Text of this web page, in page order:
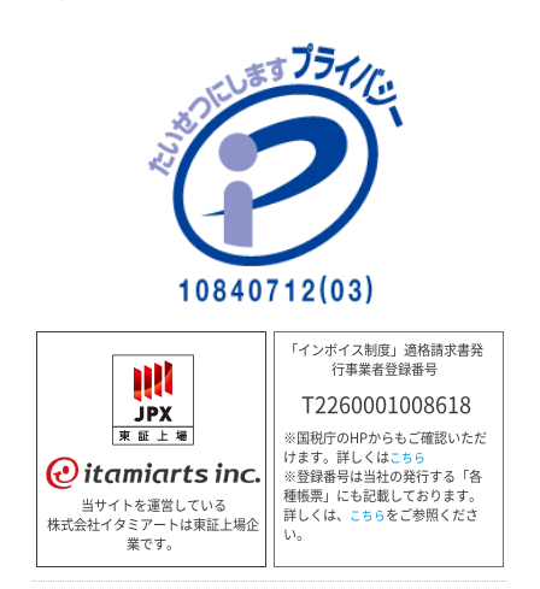
当サイトを運営している
株式会社イタミアートは東証上場企
業です。
「インボイス制度」適格請求書発
行事業者登録番号
T2260001008618
※国税庁のHPからもご確認いただ
けます。詳しくはこちら
※登録番号は当社の発行する「各
種帳票」にも記載しております。
詳しくは、 こちらをご参照くださ
い。